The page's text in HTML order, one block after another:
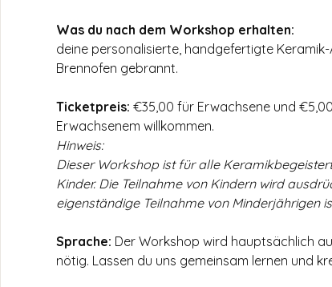
Was du nach dem Workshop erhalten:
deine personalisierte, handgefertigte
Brennofen gebrannt.
Ticketpreis: €35,00 für Erwachsene und
Erwachsenem willkommen.
Hinweis:
Dieser Workshop ist für alle
Kinder. Die Teilnahme von Kindern wird
eigenständige Teilnahme von Minderjährigen
Sprache: Der Workshop wird hauptsächlich
nötig. Lassen du uns gemeinsam lernen und